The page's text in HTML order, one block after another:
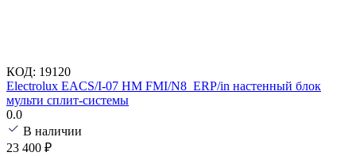
КОД: 19120
Electrolux EACS/I-07 HM FMI/N8_ERP/in настенный блок
мульти сплит-системы
0.0
В наличии
23 400 ₽